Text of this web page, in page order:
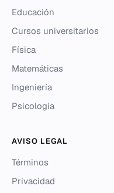
Educación
Cursos universitarios
Física
Matemáticas
Ingeniería
Psicología
AVISO LEGAL
Términos
Privacidad